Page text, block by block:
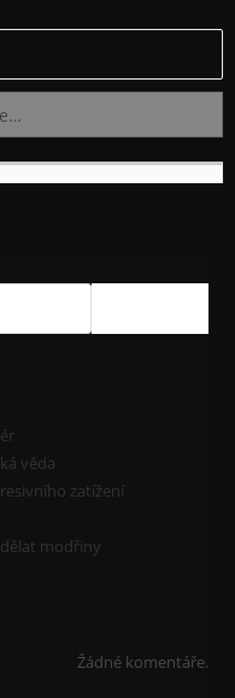
věda
zatížení
modřiny
Žádné komentáře.